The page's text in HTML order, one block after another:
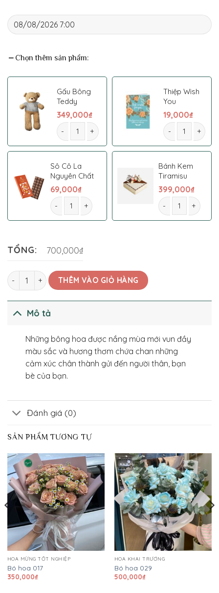
Chọn thêm sản phẩm:
Gấu Bông
Teddy
349,000₫
Giỏ hoa 18 số lượng
Thiệp Wish
You
19,000₫
Giỏ hoa 18 số
Sô Cô La
Nguyên Chất
69,000₫
Giỏ hoa 18 số lượng
Bánh Kem
Tiramisu
399,000₫
Giỏ hoa 18 số
TỔNG: 700,000₫
Giỏ hoa 18 số lượngTHÊM VÀO GIỎ HÀNG
Mô tả
Những bông hoa được nắng mùa mới vun đầy
màu sắc và hương thơm chứa chan những
cảm xúc chân thành gửi đến người thân, bạn
bè của bạn.
Đánh giá (0)
SẢN PHẨM TƯƠNG TỰ
HOA MỪNG TỐT NGHIỆP
Bó hoa 017
350,000₫
HOA KHAI TRƯƠNG
Bó hoa 029
500,000₫